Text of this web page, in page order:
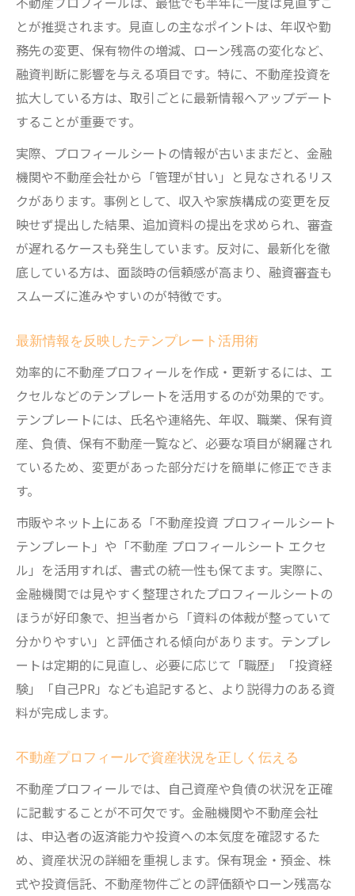
とが推奨されます。見直しの主なポイントは、年収や勤
務先の変更、保有物件の増減、ローン残高の変化など、
融資判断に影響を与える項目です。特に、不動産投資を
拡大している方は、取引ごとに最新情報へアップデート
することが重要です。
実際、プロフィールシートの情報が古いままだと、金融
機関や不動産会社から「管理が甘い」と見なされるリス
クがあります。事例として、収入や家族構成の変更を反
映せず提出した結果、追加資料の提出を求められ、審査
が遅れるケースも発生しています。反対に、最新化を徹
底している方は、面談時の信頼感が高まり、融資審査も
スムーズに進みやすいのが特徴です。
最新情報を反映したテンプレート活用術
効率的に不動産プロフィールを作成・更新するには、エ
クセルなどのテンプレートを活用するのが効果的です。
テンプレートには、氏名や連絡先、年収、職業、保有資
産、負債、保有不動産一覧など、必要な項目が網羅され
ているため、変更があった部分だけを簡単に修正できま
す。
市販やネット上にある「不動産投資 プロフィールシート
テンプレート」や「不動産 プロフィールシート エクセ
ル」を活用すれば、書式の統一性も保てます。実際に、
金融機関では見やすく整理されたプロフィールシートの
ほうが好印象で、担当者から「資料の体裁が整っていて
分かりやすい」と評価される傾向があります。テンプレ
ートは定期的に見直し、必要に応じて「職歴」「投資経
験」「自己PR」なども追記すると、より説得力のある資
料が完成します。
不動産プロフィールで資産状況を正しく伝える
不動産プロフィールでは、自己資産や負債の状況を正確
に記載することが不可欠です。金融機関や不動産会社
は、申込者の返済能力や投資への本気度を確認するた
め、資産状況の詳細を重視します。保有現金・預金、株
式や投資信託、不動産物件ごとの評価額やローン残高な